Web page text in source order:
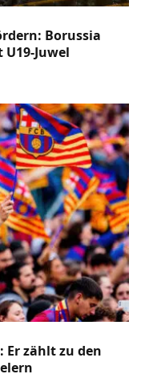
Borussia
Juwel
Er zählt zu den